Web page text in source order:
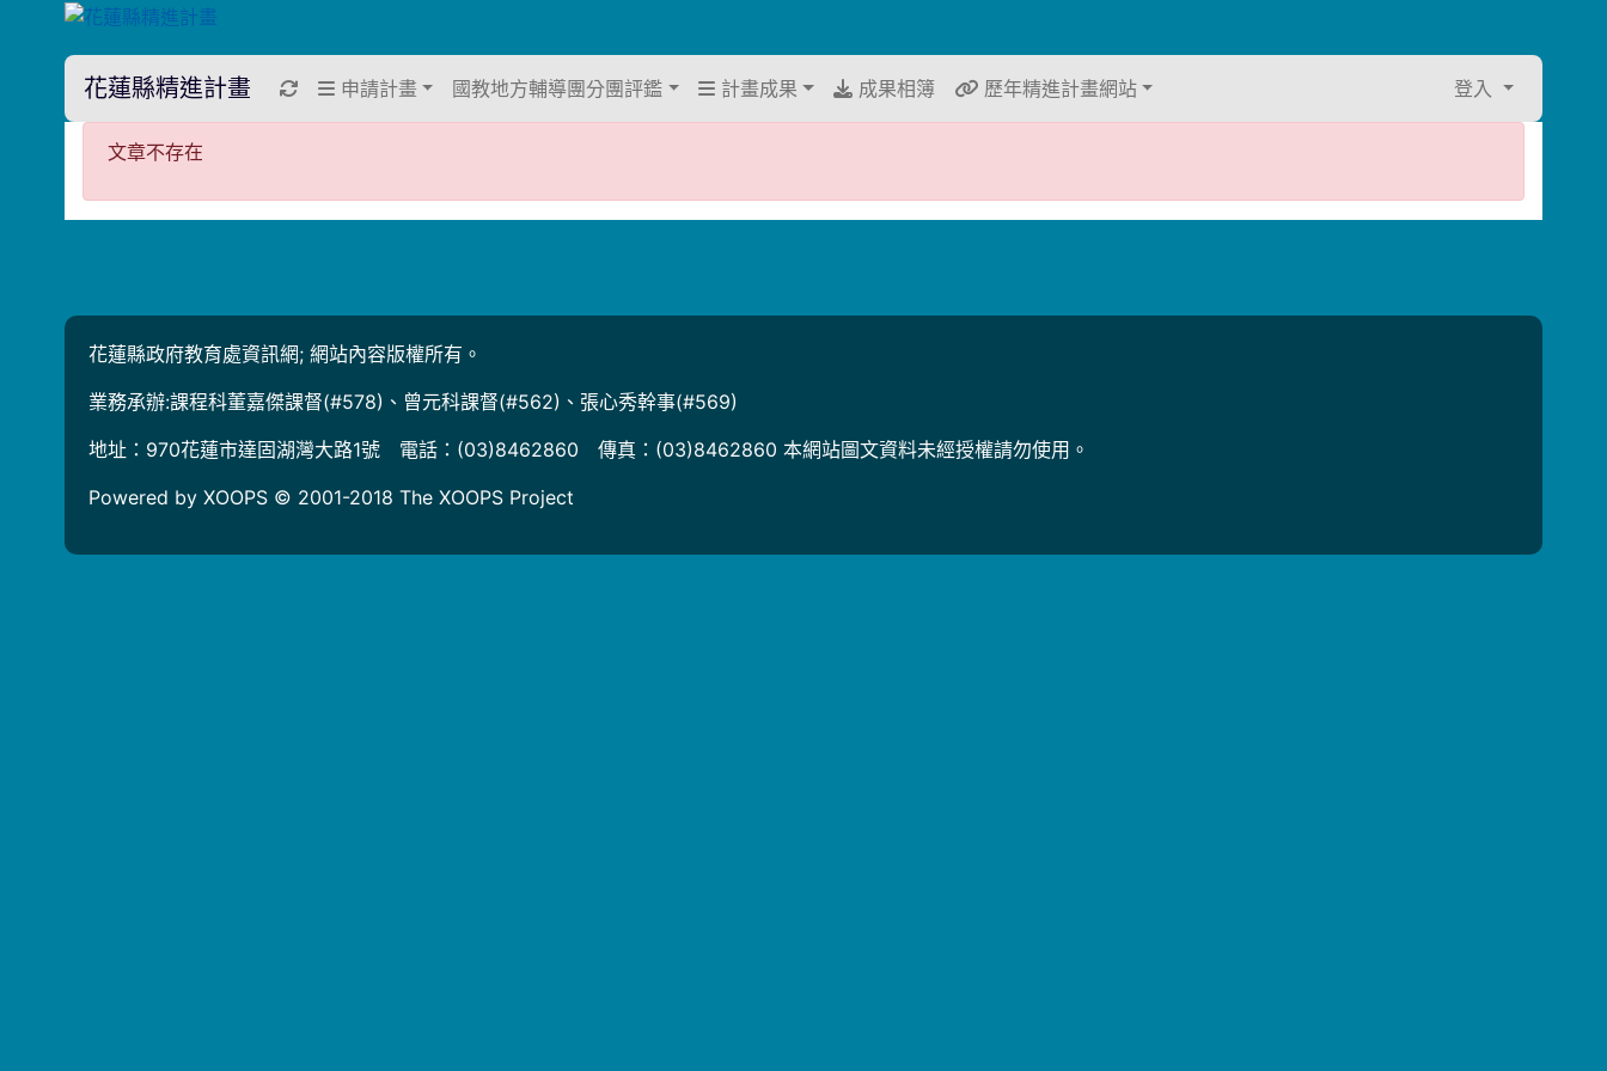
花蓮縣精進計畫 重新取得佈景設定
申請計畫 國教地方輔導團分團評鑑 計畫成果 成果相簿 歷年精進計畫網站 登入
文章不存在
文章不存在
花蓮縣政府教育處資訊網; 網站內容版權所有。
業務承辦:課程科董嘉傑課督(#578)、曾元科課督(#562)、張心秀幹事(#569)
地址：970花蓮市達固湖灣大路1號 電話：(03)8462860 傳真：(03)8462860 本網站圖文資料未經授權請勿使用。
Powered by XOOPS © 2001-2018 The XOOPS Project